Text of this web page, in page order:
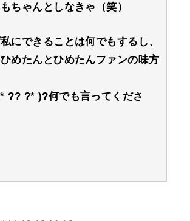
ちゃんとしなきゃ（笑）
にできることは何でもするし、
めたんとひめたんファンの味方
?? ?* )?何でも言ってくださ